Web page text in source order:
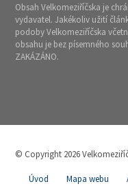
Obsah Velkomeziříčska je
vydavatel. Jakékoliv užití
podoby Velkomeziříčska
obsahu je bez písemného
ZAKÁZÁNO.
© Copyright 2026
Úvod Mapa webu